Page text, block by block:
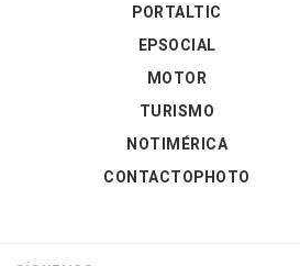
PORTALTIC
EPSOCIAL
MOTOR
TURISMO
NOTIMÉRICA
CONTACTOPHOTO